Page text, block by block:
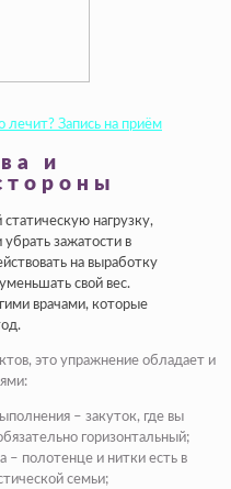
лечит? Запись на приём
и
нагрузку,
зажатости в
на выработку
свой вес.
врачами, которые
это упражнение обладает и
– закуток, где вы
горизонтальный;
полотенце и нитки есть в
семьи;